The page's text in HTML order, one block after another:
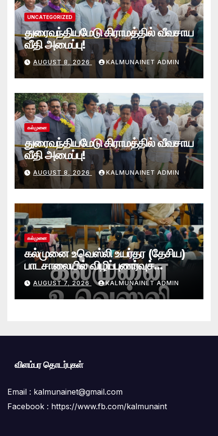
UNCATEGORIZED
துரைவந்தியமேடு கிராமத்தில் வீவசாய
வீதி அமைப்பு!
AUGUST 8, 2026 KALMUNAINET ADMIN
கல்முனை
துரைவந்தியமேடு கிராமத்தில் வீவசாய
வீதி அமைப்பு!
AUGUST 8, 2026 KALMUNAINET ADMIN
கல்முனை
கல்முனை உவெஸ்லி உயர்தர (தேசிய)
பாடசாலையில் விழிப்புணர்வுச்
செயலமர்வு
AUGUST 7, 2026 KALMUNAINET ADMIN
விளம்பர தொடர்புகள்
Email : kalmunainet@gmail.com
Facebook : https://www.fb.com/kalmunaint